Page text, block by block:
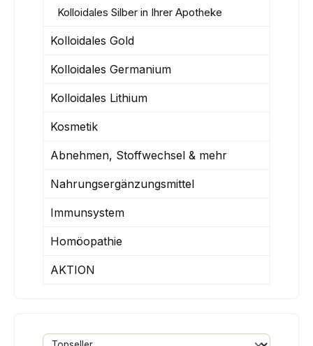
Kolloidales Silber in Ihrer Apotheke
Kolloidales Gold
Kolloidales Germanium
Kolloidales Lithium
Kosmetik
Abnehmen, Stoffwechsel & mehr
Nahrungsergänzungsmittel
Immunsystem
Homöopathie
AKTION